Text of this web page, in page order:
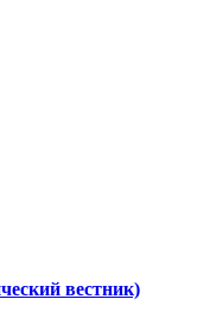
вестник)